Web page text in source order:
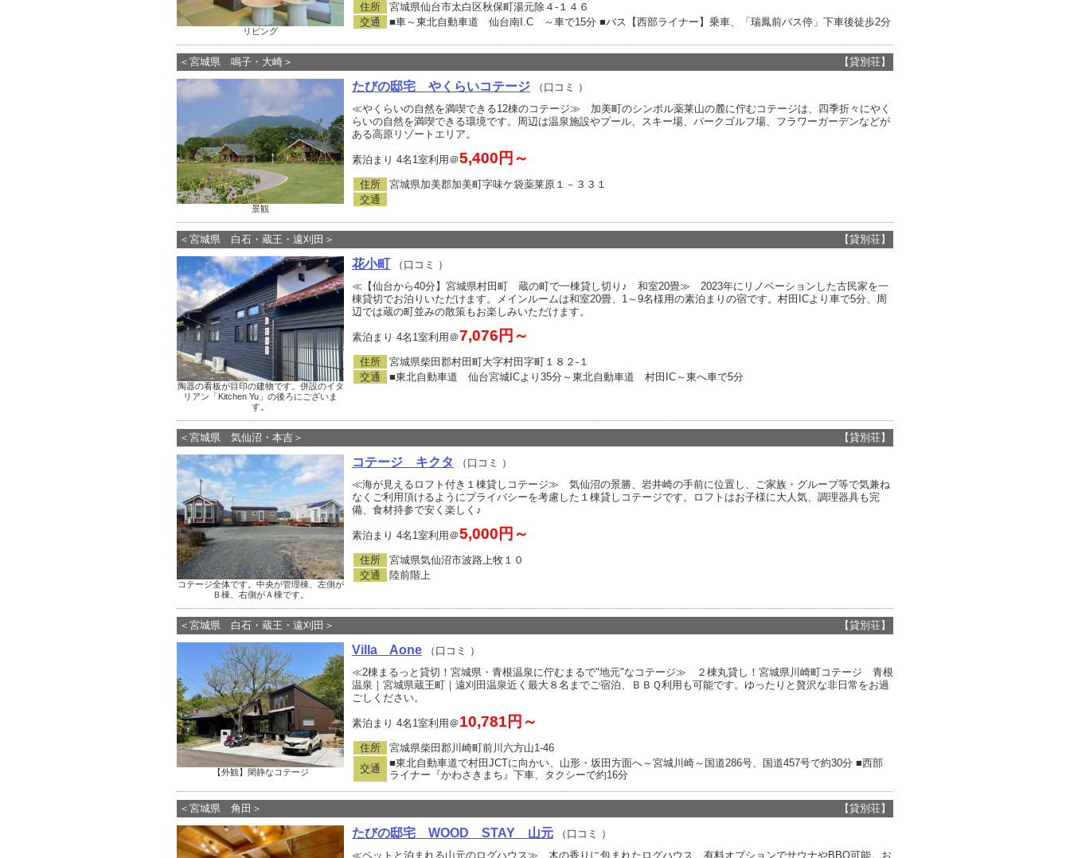
リビング
住所
宮城県仙台市太白区秋保町湯元除４‐１４６
交通
■車～東北自動車道 仙台南I.C ～車で15分 ■バス【西部ライナー】乗車、「瑞鳳前バス停」下車後徒歩2分
＜宮城県 鳴子・大崎＞ 【貸別荘】
景観
たびの邸宅 やくらいコテージ （口コミ
）
≪やくらいの自然を満喫できる12棟のコテージ≫ 加美町のシンボル薬莱山の麓に佇むコテージは、四季折々にやく
らいの自然を満喫できる環境です。周辺は温泉施設やプール、スキー場、パークゴルフ場、フラワーガーデンなどが
ある高原リゾートエリア。
素泊まり 4名1室利用＠5,400円～
住所
宮城県加美郡加美町字味ケ袋薬莱原１－３３１
交通
＜宮城県 白石・蔵王・遠刈田＞ 【貸別荘】
陶器の看板が目印の建物です。併設のイタ
リアン「Kitchen Yu」の後ろにございま
す。
花小町 （口コミ
）
≪【仙台から40分】宮城県村田町 蔵の町で一棟貸し切り♪ 和室20畳≫ 2023年にリノベーションした古民家を一
棟貸切でお泊りいただけます。メインルームは和室20畳、1～9名様用の素泊まりの宿です。村田ICより車で5分、周
辺では蔵の町並みの散策もお楽しみいただけます。
素泊まり 4名1室利用＠7,076円～
住所
宮城県柴田郡村田町大字村田字町１８２‐１
交通
■東北自動車道 仙台宮城ICより35分～東北自動車道 村田IC～東へ車で5分
＜宮城県 気仙沼・本吉＞ 【貸別荘】
コテージ全体です。中央が管理棟、左側が
Ｂ棟、右側がＡ棟です。
コテージ キクタ （口コミ
）
≪海が見えるロフト付き１棟貸しコテージ≫ 気仙沼の景勝、岩井崎の手前に位置し、ご家族・グループ等で気兼ね
なくご利用頂けるようにプライバシーを考慮した１棟貸しコテージです。ロフトはお子様に大人気、調理器具も完
備、食材持参で安く楽しく♪
素泊まり 4名1室利用＠5,000円～
住所
宮城県気仙沼市波路上牧１０
交通
陸前階上
＜宮城県 白石・蔵王・遠刈田＞ 【貸別荘】
【外観】閑静なコテージ
Villa Aone （口コミ
）
≪2棟まるっと貸切！宮城県・青根温泉に佇むまるで"地元"なコテージ≫ ２棟丸貸し！宮城県川崎町コテージ 青根
温泉｜宮城県蔵王町｜遠刈田温泉近く最大８名までご宿泊、ＢＢＱ利用も可能です。ゆったりと贅沢な非日常をお過
ごしください。
素泊まり 4名1室利用＠10,781円～
住所
宮城県柴田郡川崎町前川六方山1‐46
交通
■東北自動車道で村田JCTに向かい、山形・坂田方面へ～宮城川崎～国道286号、国道457号で約30分 ■西部
ライナー『かわさきまち』下車、タクシーで約16分
＜宮城県 角田＞ 【貸別荘】
たびの邸宅 WOOD STAY 山元 （口コミ
）
≪ペットと泊まれる山元のログハウス≫ 木の香りに包まれたログハウス。有料オプションでサウナやBBQ可能。お